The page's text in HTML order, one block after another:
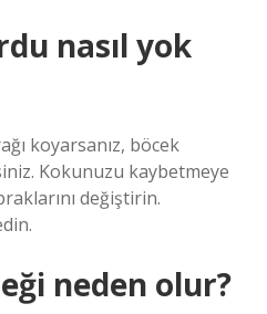
nasıl yok
koyarsanız, böcek
Kokunuzu kaybetmeye
değiştirin.
neden olur?